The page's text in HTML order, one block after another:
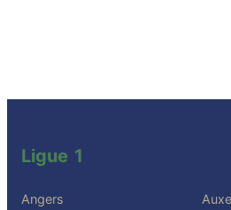
Ligue 1
Angers